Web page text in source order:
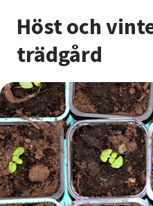
För dig som
Sök kurser och
Om SV
Starta studiecirkel
Cirkelledare
Höst och
trädgård